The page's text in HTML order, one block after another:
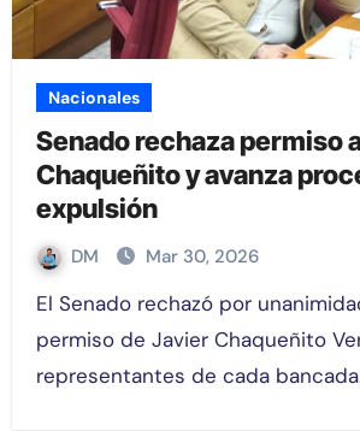
Nacionales
Senado rechaza permiso
Chaqueñito y avanza
expulsión
DM Mar 30, 2026
El Senado rechazó por unanimidad el pedido de
permiso de Javier Chaqueñito
representantes de cada